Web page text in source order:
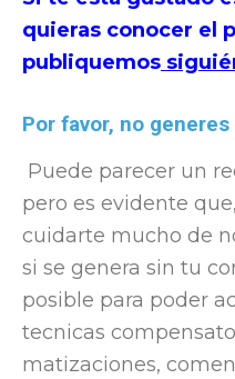
quieras conocer el
publiquemos
Por favor, no
Puede parecer un
pero es evidente
cuidarte mucho de
si se genera sin tu
posible para poder
tecnicas
matizaciones,